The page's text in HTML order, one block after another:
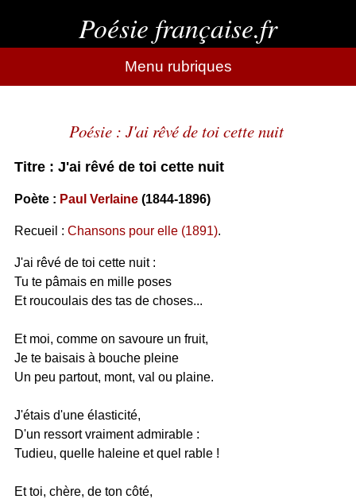
Poésie française.fr
Menu rubriques
Poésie : J'ai rêvé de toi cette nuit
Titre : J'ai rêvé de toi cette nuit
Poète : Paul Verlaine(1844-1896)
Recueil : Chansons pour elle (1891).
J'ai rêvé de toi cette nuit :
Tu te pâmais en mille poses
Et roucoulais des tas de choses...
Et moi, comme on savoure un fruit,
Je te baisais à bouche pleine
Un peu partout, mont, val ou plaine.
J'étais d'une élasticité,
D'un ressort vraiment admirable :
Tudieu, quelle haleine et quel rable !
Et toi, chère, de ton côté,